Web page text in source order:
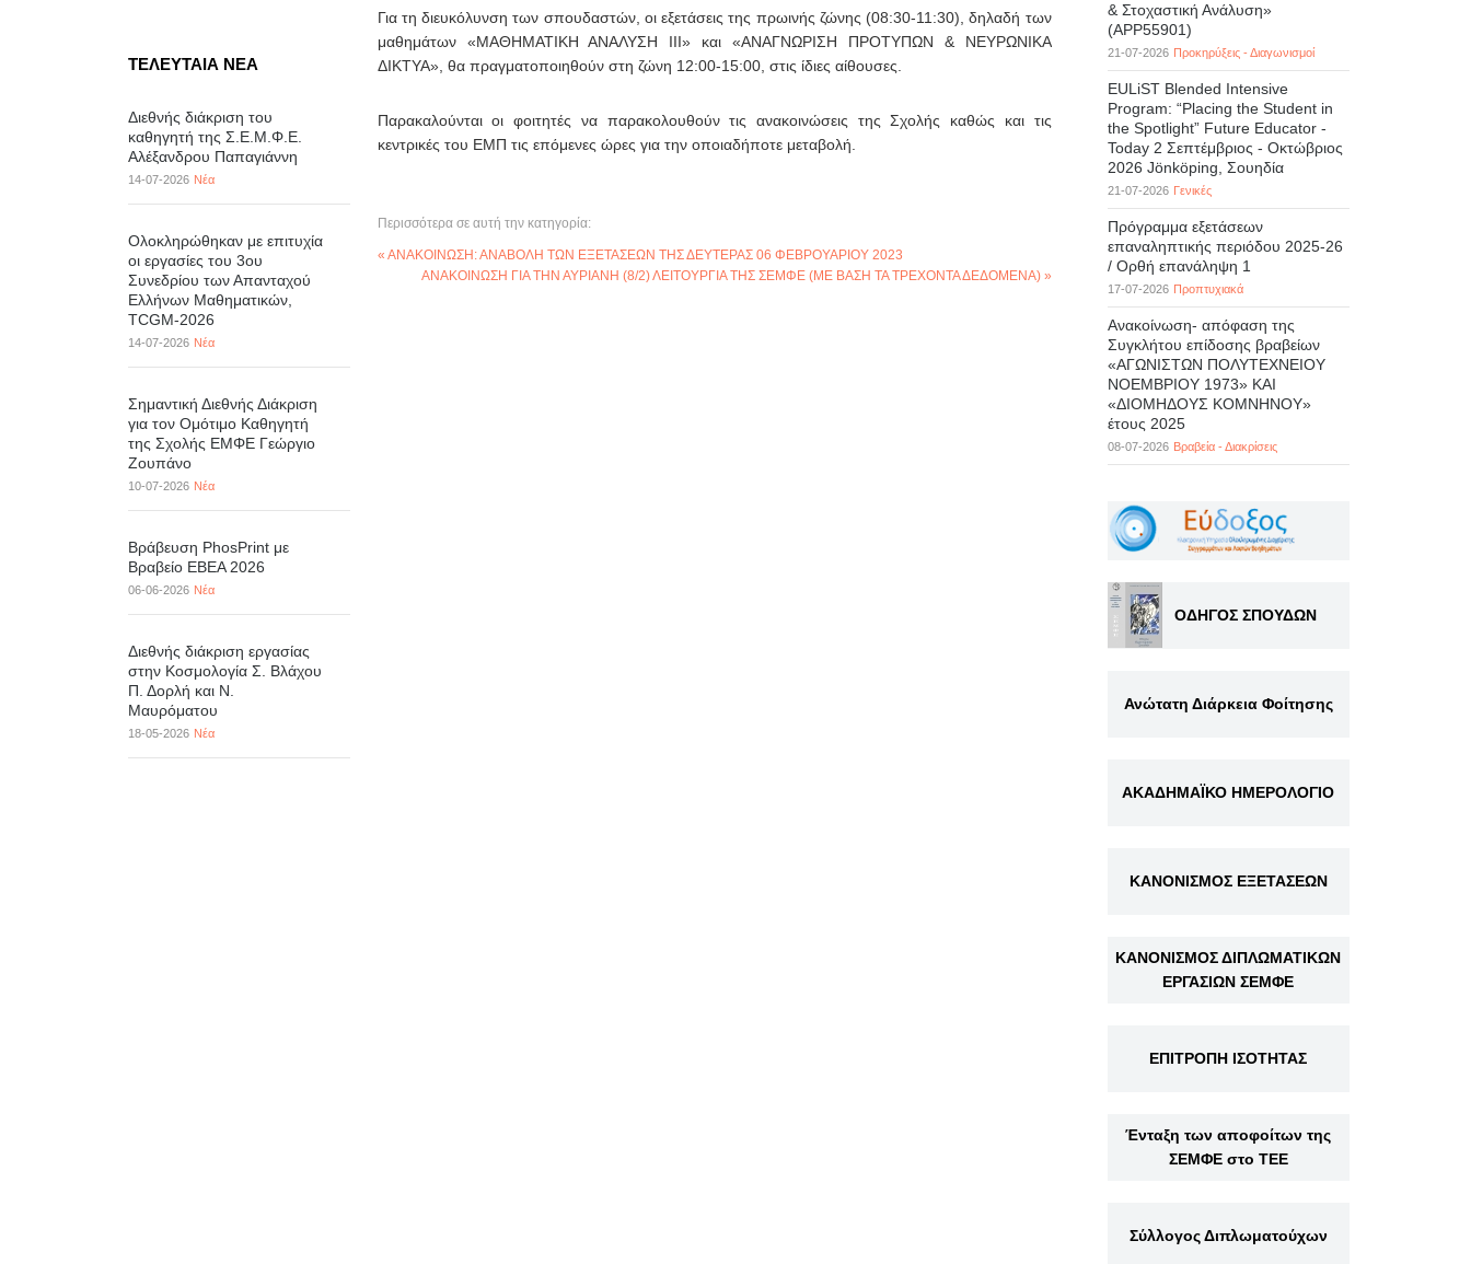
Για τη διευκόλυνση των σπουδαστών, οι εξετάσεις της πρωινής ζώνης (08:30-11:30), δηλαδή των
μαθημάτων «ΜΑΘΗΜΑΤΙΚΗ ΑΝΑΛΥΣΗ ΙΙΙ» και «ΑΝΑΓΝΩΡΙΣΗ ΠΡΟΤΥΠΩΝ & ΝΕΥΡΩΝΙΚΑ
ΔΙΚΤΥΑ», θα πραγματοποιηθούν στη ζώνη 12:00-15:00, στις ίδιες αίθουσες.
Παρακαλούνται οι φοιτητές να παρακολουθούν τις ανακοινώσεις της Σχολής καθώς και τις
κεντρικές του ΕΜΠ τις επόμενες ώρες για την οποιαδήποτε μεταβολή.
Περισσότερα σε αυτή την κατηγορία:
« ΑΝΑΚΟΙΝΩΣΗ: ΑΝΑΒΟΛΗ ΤΩΝ ΕΞΕΤΑΣΕΩΝ ΤΗΣ ΔΕΥΤΕΡΑΣ 06 ΦΕΒΡΟΥΑΡΙΟΥ 2023
ΑΝΑΚΟΙΝΩΣΗ ΓΙΑ ΤΗΝ ΑΥΡΙΑΝΗ (8/2) ΛΕΙΤΟΥΡΓΙΑ ΤΗΣ ΣΕΜΦΕ (ΜΕ ΒΑΣΗ ΤΑ ΤΡΕΧΟΝΤΑ ΔΕΔΟΜΕΝΑ) »
ΤΕΛΕΥΤΑΙΑ ΝΕΑ
Διεθνής διάκριση του
καθηγητή της Σ.Ε.Μ.Φ.Ε.
Αλέξανδρου Παπαγιάννη
14-07-2026 Νέα
Ολοκληρώθηκαν με επιτυχία
οι εργασίες του 3ου
Συνεδρίου των Απανταχού
Ελλήνων Μαθηματικών,
TCGM-2026
14-07-2026 Νέα
Σημαντική Διεθνής Διάκριση
για τον Ομότιμο Καθηγητή
της Σχολής ΕΜΦΕ Γεώργιο
Ζουπάνο
10-07-2026 Νέα
Βράβευση PhosPrint με
Βραβείο ΕΒΕΑ 2026
06-06-2026 Νέα
Διεθνής διάκριση εργασίας
στην Κοσμολογία Σ. Βλάχου
Π. Δορλή και Ν.
Μαυρόματου
18-05-2026 Νέα
& Στοχαστική Ανάλυση»
(APP55901)
21-07-2026 Προκηρύξεις - Διαγωνισμοί
EULiST Blended Intensive
Program: “Placing the Student in
the Spotlight” Future Educator -
Today 2 Σεπτέμβριος - Οκτώβριος
2026 Jönköping, Σουηδία
21-07-2026 Γενικές
Πρόγραμμα εξετάσεων
επαναληπτικής περιόδου 2025-26
/ Ορθή επανάληψη 1
17-07-2026 Προπτυχιακά
Ανακοίνωση- απόφαση της
Συγκλήτου επίδοσης βραβείων
«ΑΓΩΝΙΣΤΩΝ ΠΟΛΥΤΕΧΝΕΙΟΥ
ΝΟΕΜΒΡΙΟΥ 1973» ΚΑΙ
«ΔΙΟΜΗΔΟΥΣ ΚΟΜΝΗΝΟΥ»
έτους 2025
08-07-2026 Βραβεία - Διακρίσεις
ΟΔΗΓΟΣ ΣΠΟΥΔΩΝ
Ανώτατη Διάρκεια Φοίτησης
ΑΚΑΔΗΜΑΪΚΟ ΗΜΕΡΟΛΟΓΙΟ
ΚΑΝΟΝΙΣΜΟΣ ΕΞΕΤΑΣΕΩΝ
ΚΑΝΟΝΙΣΜΟΣ ΔΙΠΛΩΜΑΤΙΚΩΝ
ΕΡΓΑΣΙΩΝ ΣΕΜΦΕ
ΕΠΙΤΡΟΠΗ ΙΣΟΤΗΤΑΣ
Ένταξη των αποφοίτων της
ΣΕΜΦΕ στο ΤΕΕ
Σύλλογος Διπλωματούχων